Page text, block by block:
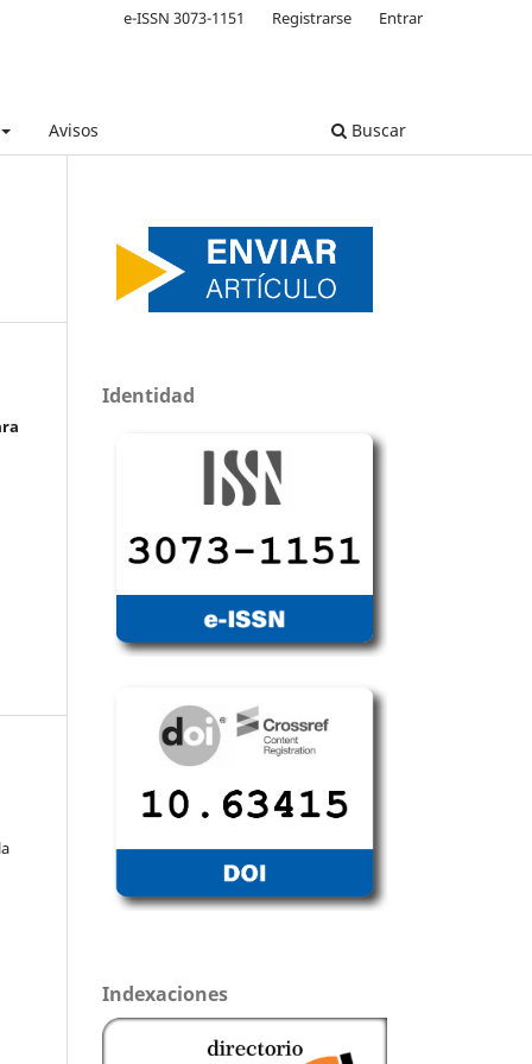
Avisos Buscar
e-ISSN 3073-1151 Registrarse Entrar
Identidad
Indexaciones